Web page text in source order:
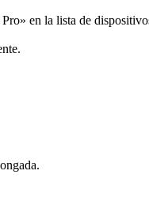
en la lista de